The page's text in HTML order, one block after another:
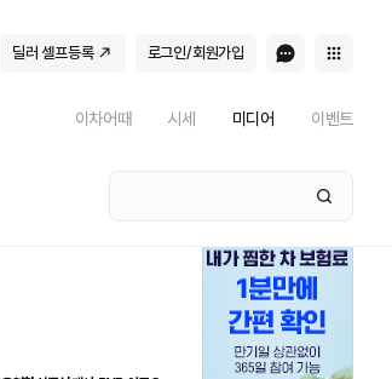
이차어때 시세 미디어 이벤트
딜러 셀프등록 로그인/회원가입